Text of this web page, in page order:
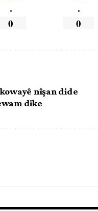
.
0
.
0
nîşan dide
dike